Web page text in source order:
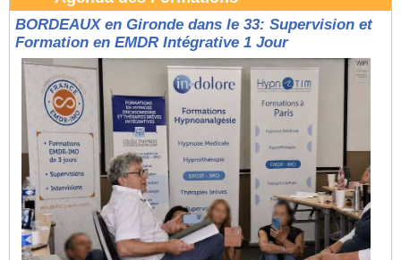
BORDEAUX en Gironde dans le 33: Supervision et
Formation en EMDR Intégrative 1 Jour